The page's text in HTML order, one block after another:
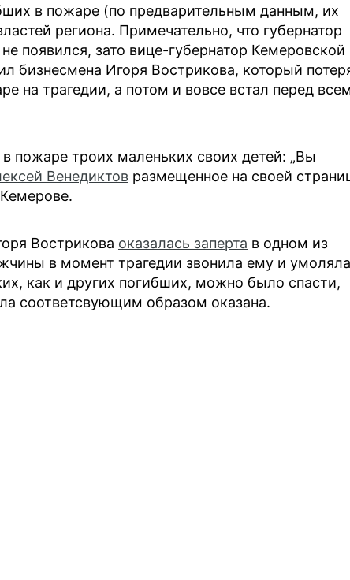
в пожаре (по предварительным данным, их
региона. Примечательно, что губернатор
появился, зато вице-губернатор Кемеровской
бизнесмена Игоря Вострикова, который
на трагедии, а потом и вовсе встал перед
пожаре троих маленьких своих детей: „Вы
Венедиктов размещенное на своей
Вострикова оказалась заперта в одном из
в момент трагедии звонила ему и умоляла
как и других погибших, можно было спасти,
соответсвующим образом оказана.